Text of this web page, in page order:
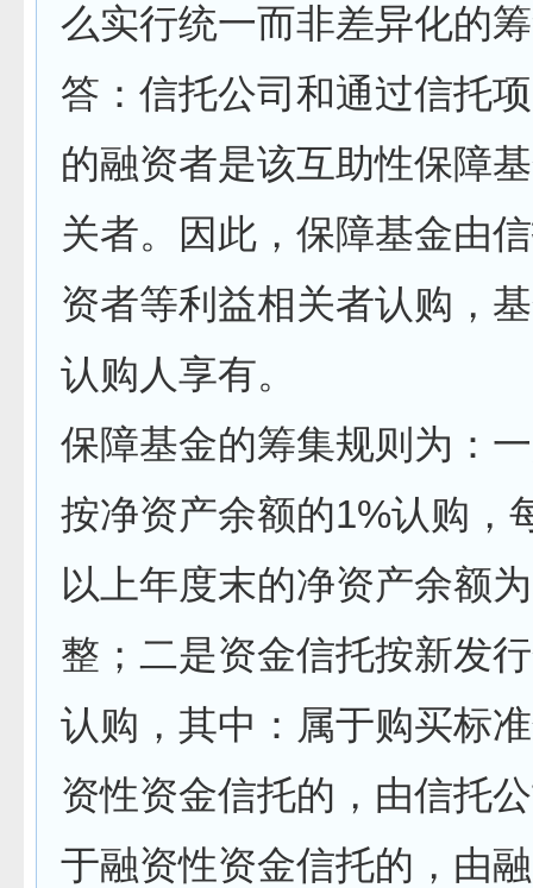
么实行统一而非差异化的
答：信托公司和通过信托
的融资者是该互助性保障
关者。因此，保障基金由
资者等利益相关者认购，
认购人享有。
保障基金的筹集规则为：
按净资产余额的1%认购，
以上年度末的净资产余额
整；二是资金信托按新发
认购，其中：属于购买标
资性资金信托的，由信托
于融资性资金信托的，由